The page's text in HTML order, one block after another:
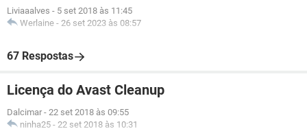
Liviaaalves - 5 set 2018 às 11:45
Werlaine - 26 set 2023 às 08:57
67 Respostas
Licença do Avast Cleanup
Dalcimar - 22 set 2018 às 09:55
ninha25 - 22 set 2018 às 10:31